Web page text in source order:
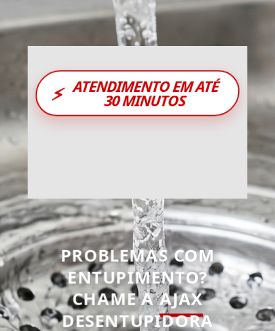
⚡ ATENDIMENTO EM ATÉ
30 MINUTOS
PROBLEMAS COM
ENTUPIMENTO?
CHAME AAJAX
DESENTUPIDORA